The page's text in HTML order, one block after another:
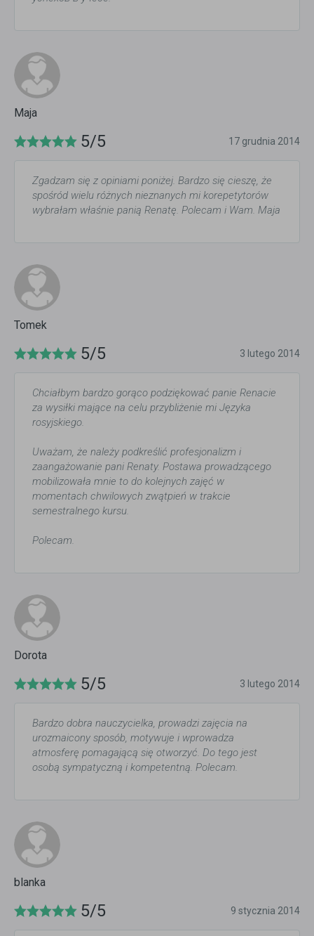
Maja
5/5 17 grudnia 2014
Zgadzam się z opiniami poniżej. Bardzo się cieszę, że
spośród wielu różnych nieznanych mi korepetytorów
wybrałam właśnie panią Renatę. Polecam i Wam. Maja
Tomek
5/5 3 lutego 2014
Chciałbym bardzo gorąco podziękować panie Renacie
za wysiłki mające na celu przybliżenie mi Języka
rosyjskiego.
Uważam, że należy podkreślić profesjonalizm i
zaangażowanie pani Renaty. Postawa prowadzącego
mobilizowała mnie to do kolejnych zajęć w
momentach chwilowych zwątpień w trakcie
semestralnego kursu.
Polecam.
Dorota
5/5 3 lutego 2014
Bardzo dobra nauczycielka, prowadzi zajęcia na
urozmaicony sposób, motywuje i wprowadza
atmosferę pomagającą się otworzyć. Do tego jest
osobą sympatyczną i kompetentną. Polecam.
blanka
5/5 9 stycznia 2014